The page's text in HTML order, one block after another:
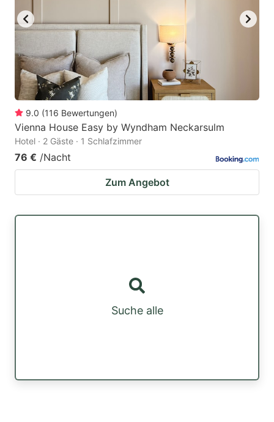
9.0 (116 Bewertungen)
Vienna House Easy by Wyndham Neckarsulm
Hotel · 2 Gäste · 1 Schlafzimmer
76 € /Nacht
Zum Angebot
Suche alle